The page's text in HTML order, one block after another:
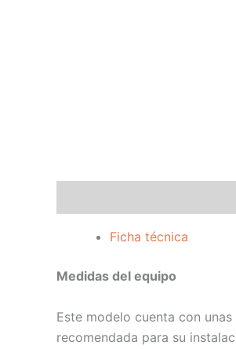
Ficha técnica
Medidas del equipo
Este modelo cuenta con
recomendada para su